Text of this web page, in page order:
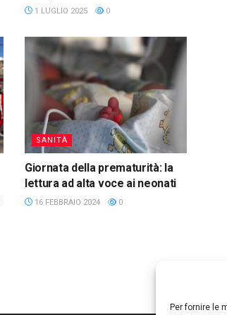
Per fornire le
1 LUGLIO 2025 0
SANITÀ
Giornata della prematurità: la
lettura ad alta voce ai neonati
16 FEBBRAIO 2024 0